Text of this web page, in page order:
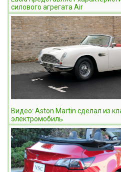
силового агрегата Air
Видео: Aston Martin сделал из
электромобиль